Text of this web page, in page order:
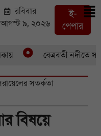
রবিবার
আগস্ট ৯, ২০২৬
ই-
পেপার
বেত্রবতী নদীতে সাঁকো
সতর্কতা
বিষয়ে